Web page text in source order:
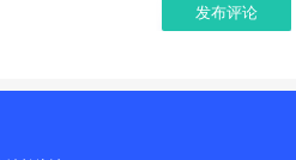
发布评论